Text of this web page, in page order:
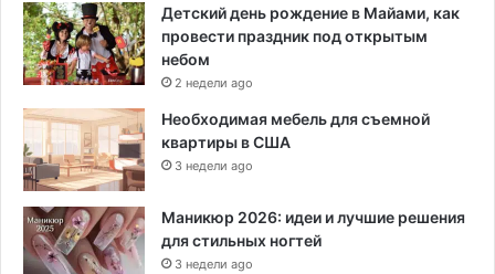
Детский день рождение в Майами, как
провести праздник под открытым
небом
2 недели ago
Необходимая мебель для съемной
квартиры в США
3 недели ago
Маникюр 2026: идеи и лучшие решения
для стильных ногтей
3 недели ago